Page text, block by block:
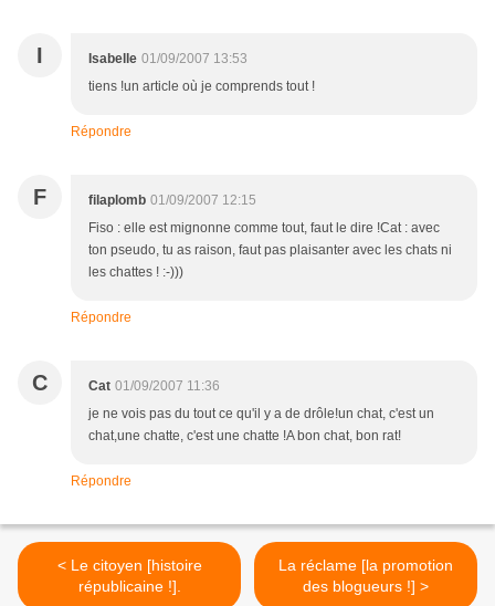
I Isabelle 01/09/2007 13:53
tiens !un article où je comprends tout !
Répondre
F filaplomb 01/09/2007 12:15
Fiso : elle est mignonne comme tout, faut le dire !Cat : avec
ton pseudo, tu as raison, faut pas plaisanter avec les chats ni
les chattes ! :-)))
Répondre
C Cat 01/09/2007 11:36
je ne vois pas du tout ce qu'il y a de drôle!un chat, c'est un
chat,une chatte, c'est une chatte !A bon chat, bon rat!
Répondre
< Le citoyen [histoire
républicaine !].
La réclame [la promotion
des blogueurs !] >